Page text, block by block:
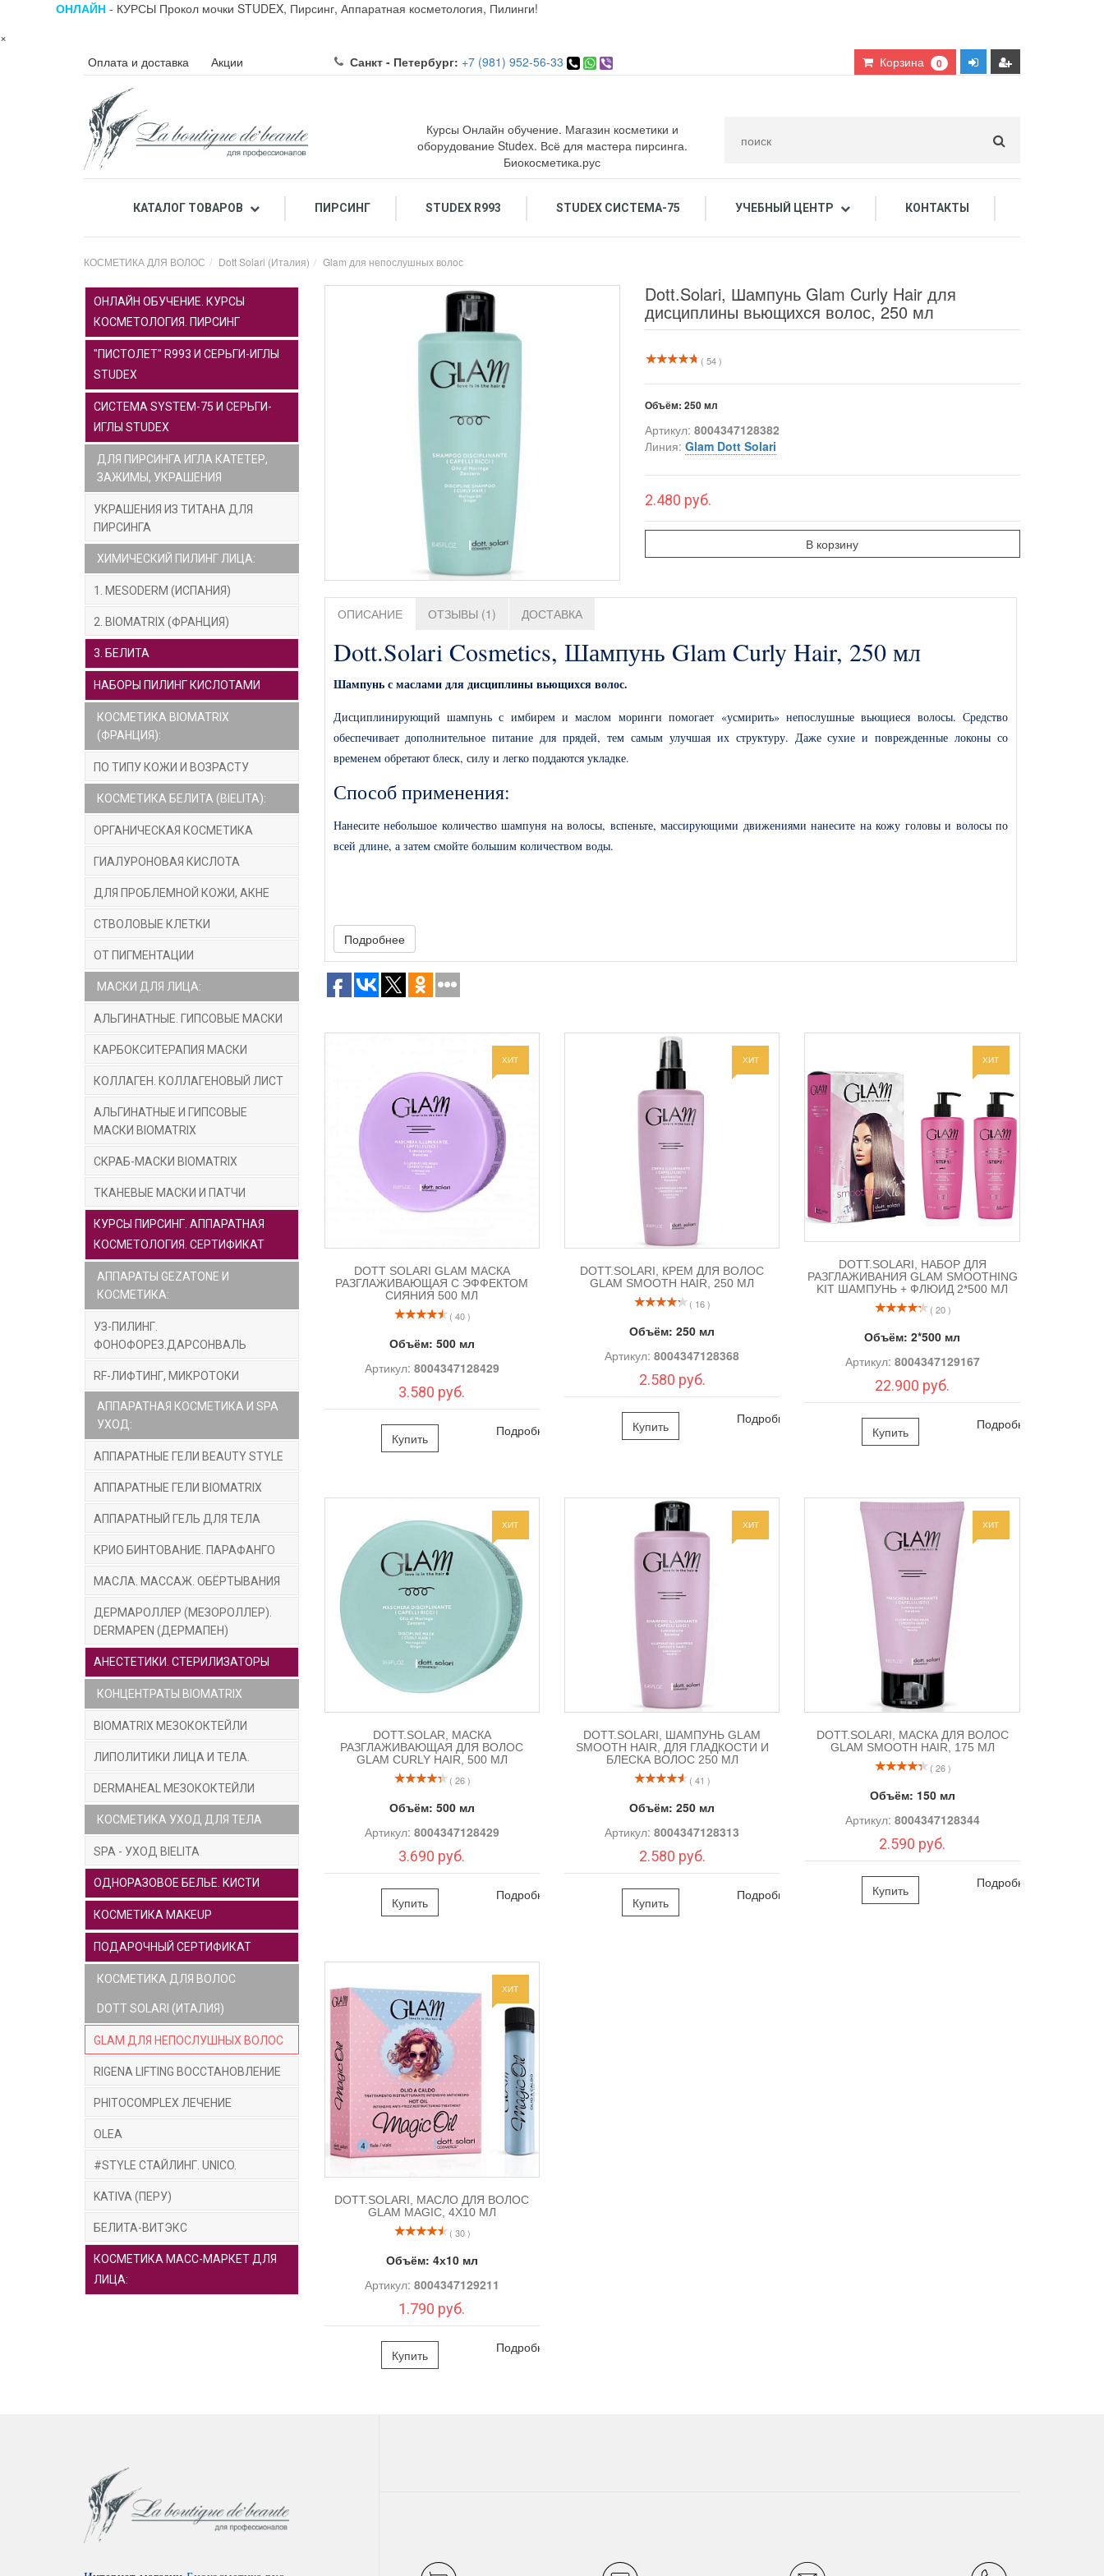
ОНЛАЙН - КУРСЫ Прокол мочки STUDEX, Пирсинг, Аппаратная косметология, Пилинги!
×
Оплата и доставка
Акции Санкт - Петербург: +7 (981) 952-56-33 Корзина 0
Курсы Онлайн обучение. Магазин косметики и
оборудование Studex. Всё для мастера пирсинга.
Биокосметика.рус
КАТАЛОГ ТОВАРОВ ПИРСИНГ STUDEX R993 STUDEX СИСТЕМА-75 УЧЕБНЫЙ ЦЕНТР КОНТАКТЫ
КОСМЕТИКА ДЛЯ ВОЛОС Dott Solari (Италия) Glam для непослушных волос
ОНЛАЙН ОБУЧЕНИЕ. КУРСЫ
КОСМЕТОЛОГИЯ. ПИРСИНГ
"ПИСТОЛЕТ" R993 И СЕРЬГИ-ИГЛЫ
STUDEX
СИСТЕМА SYSTEM-75 И СЕРЬГИ-
ИГЛЫ STUDEX
ДЛЯ ПИРСИНГА ИГЛА КАТЕТЕР,
ЗАЖИМЫ, УКРАШЕНИЯ
УКРАШЕНИЯ ИЗ ТИТАНА ДЛЯ
ПИРСИНГА
ХИМИЧЕСКИЙ ПИЛИНГ ЛИЦА:
1. MESODERM (ИСПАНИЯ)
2. BIOMATRIX (ФРАНЦИЯ)
3. БЕЛИТА
НАБОРЫ ПИЛИНГ КИСЛОТАМИ
КОСМЕТИКА BIOMATRIX
(ФРАНЦИЯ):
ПО ТИПУ КОЖИ И ВОЗРАСТУ
КОСМЕТИКА БЕЛИТА (BIELITA):
ОРГАНИЧЕСКАЯ КОСМЕТИКА
ГИАЛУРОНОВАЯ КИСЛОТА
ДЛЯ ПРОБЛЕМНОЙ КОЖИ, АКНЕ
СТВОЛОВЫЕ КЛЕТКИ
ОТ ПИГМЕНТАЦИИ
МАСКИ ДЛЯ ЛИЦА:
АЛЬГИНАТНЫЕ. ГИПСОВЫЕ МАСКИ
КАРБОКСИТЕРАПИЯ МАСКИ
КОЛЛАГЕН. КОЛЛАГЕНОВЫЙ ЛИСТ
АЛЬГИНАТНЫЕ И ГИПСОВЫЕ
МАСКИ BIOMATRIX
СКРАБ-МАСКИ BIOMATRIX
ТКАНЕВЫЕ МАСКИ И ПАТЧИ
КУРСЫ ПИРСИНГ. АППАРАТНАЯ
КОСМЕТОЛОГИЯ. СЕРТИФИКАТ
АППАРАТЫ GEZATONE И
КОСМЕТИКА:
УЗ-ПИЛИНГ.
ФОНОФОРЕЗ.ДАРСОНВАЛЬ
RF-ЛИФТИНГ, МИКРОТОКИ
АППАРАТНАЯ КОСМЕТИКА И SPA
УХОД:
АППАРАТНЫЕ ГЕЛИ BEAUTY STYLE
АППАРАТНЫЕ ГЕЛИ BIOMATRIX
АППАРАТНЫЙ ГЕЛЬ ДЛЯ ТЕЛА
КРИО БИНТОВАНИЕ. ПАРАФАНГО
МАСЛА. МАССАЖ. ОБЁРТЫВАНИЯ
ДЕРМАРОЛЛЕР (МЕЗОРОЛЛЕР).
DERMAPEN (ДЕРМАПЕН)
АНЕСТЕТИКИ. СТЕРИЛИЗАТОРЫ
КОНЦЕНТРАТЫ BIOMATRIX
BIOMATRIX МЕЗОКОКТЕЙЛИ
ЛИПОЛИТИКИ ЛИЦА И ТЕЛА.
DERMAHEAL МЕЗОКОКТЕЙЛИ
КОСМЕТИКА УХОД ДЛЯ ТЕЛА
SPA - УХОД BIELITA
ОДНОРАЗОВОЕ БЕЛЬЕ. КИСТИ
КОСМЕТИКА MAKEUP
ПОДАРОЧНЫЙ СЕРТИФИКАТ
КОСМЕТИКА ДЛЯ ВОЛОС
DOTT SOLARI (ИТАЛИЯ)
GLAM ДЛЯ НЕПОСЛУШНЫХ ВОЛОС
RIGENA LIFTING ВОССТАНОВЛЕНИЕ
PHITOCOMPLEX ЛЕЧЕНИЕ
OLEA
#STYLE СТАЙЛИНГ. UNICO.
KATIVA (ПЕРУ)
БЕЛИТА-ВИТЭКС
КОСМЕТИКА МАСС-МАРКЕТ ДЛЯ
ЛИЦА:
Dott.Solari, Шампунь Glam Curly Hair для
дисциплины вьющихся волос, 250 мл
( 54 )
Объём: 250 мл
Артикул: 8004347128382
Линия: Glam Dott Solari
2.480 руб.
В корзину
ОПИСАНИЕ ОТЗЫВЫ (1) ДОСТАВКА
Dott.Solari Cosmetics, Шампунь Glam Curly Hair, 250 мл
Шампунь с маслами для дисциплины вьющихся волос.
Дисциплинирующий шампунь с имбирем и маслом моринги помогает «усмирить» непослушные вьющиеся волосы. Средство
обеспечивает дополнительное питание для прядей, тем самым улучшая их структуру. Даже сухие и поврежденные локоны со
временем обретают блеск, силу и легко поддаются укладке.
Способ применения:
Нанесите небольшое количество шампуня на волосы, вспеньте, массирующими движениями нанесите на кожу головы и волосы по
всей длине, а затем смойте большим количеством воды.
Подробнее
ХИТ
DOTT SOLARI GLAM МАСКА
РАЗГЛАЖИВАЮЩАЯ С ЭФФЕКТОМ
СИЯНИЯ 500 МЛ
( 40 )
Объём: 500 мл
Артикул: 8004347128429
3.580 руб.
Купить Подробно
ХИТ
DOTT.SOLARI, КРЕМ ДЛЯ ВОЛОС
GLAM SMOOTH HAIR, 250 МЛ
( 16 )
Объём:250 мл
Артикул:8004347128368
2.580 руб.
Купить Подробно
ХИТ
DOTT.SOLARI, НАБОР ДЛЯ
РАЗГЛАЖИВАНИЯ GLAM SMOOTHING
KIT ШАМПУНЬ + ФЛЮИД 2*500 МЛ
( 20 )
Объём:2*500 мл
Артикул: 8004347129167
22.900 руб.
Купить Подробно
ХИТ
DOTT.SOLAR, МАСКА
РАЗГЛАЖИВАЮЩАЯ ДЛЯ ВОЛОС
GLAM CURLY HAIR, 500 МЛ
( 26 )
Объём: 500 мл
Артикул: 8004347128429
3.690 руб.
Купить Подробно
ХИТ
DOTT.SOLARI, ШАМПУНЬ GLAM
SMOOTH HAIR, ДЛЯ ГЛАДКОСТИ И
БЛЕСКА ВОЛОС 250 МЛ
( 41 )
Объём:250 мл
Артикул:8004347128313
2.580 руб.
Купить Подробно
ХИТ
DOTT.SOLARI, МАСКА ДЛЯ ВОЛОС
GLAM SMOOTH HAIR, 175 МЛ
( 26 )
Объём: 150 мл
Артикул: 8004347128344
2.590 руб.
Купить Подробно
ХИТ
DOTT.SOLARI, МАСЛО ДЛЯ ВОЛОС
GLAM MAGIC, 4Х10 МЛ
( 30 )
Объём: 4х10 мл
Артикул: 8004347129211
1.790 руб.
Купить Подробно